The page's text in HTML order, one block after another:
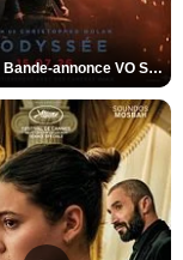
L'Odyssée Bande-annonce VO STFR